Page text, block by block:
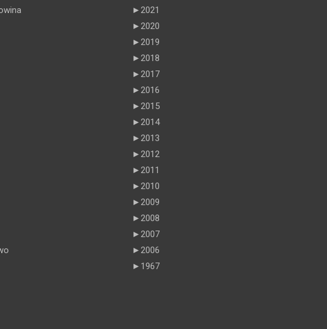
►2021
►2020
►2019
►2018
►2017
►2016
►2015
►2014
►2013
►2012
►2011
►2010
►2009
►2008
►2007
►2006
► 1967